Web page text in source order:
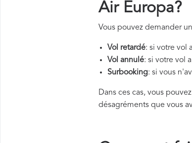
Air Europa?
Vous pouvez demander un
Vol retardé: si votre vol
Vol annulé: si votre vol
Surbooking: si vous
Dans ces cas, vous
désagréments que vous